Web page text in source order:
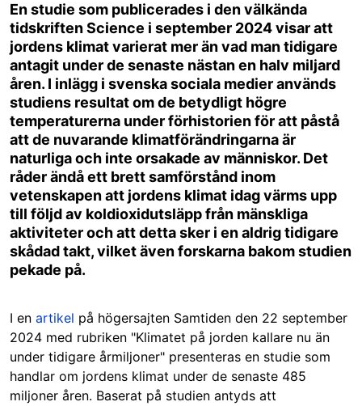
En studie som publicerades i den välkända
tidskriften Science i september 2024 visar att
jordens klimat varierat mer än vad man tidigare
antagit under de senaste nästan en halv miljard
åren. I inlägg i svenska sociala medier används
studiens resultat om de betydligt högre
temperaturerna under förhistorien för att påstå
att de nuvarande klimatförändringarna är
naturliga och inte orsakade av människor. Det
råder ändå ett brett samförstånd inom
vetenskapen att jordens klimat idag värms upp
till följd av koldioxidutsläpp från mänskliga
aktiviteter och att detta sker i en aldrig tidigare
skådad takt, vilket även forskarna bakom studien
pekade på.
I en artikel på högersajten Samtiden den 22 september
2024 med rubriken "Klimatet på jorden kallare nu än
under tidigare årmiljoner" presenteras en studie som
handlar om jordens klimat under de senaste 485
miljoner åren. Baserat på studien antyds att